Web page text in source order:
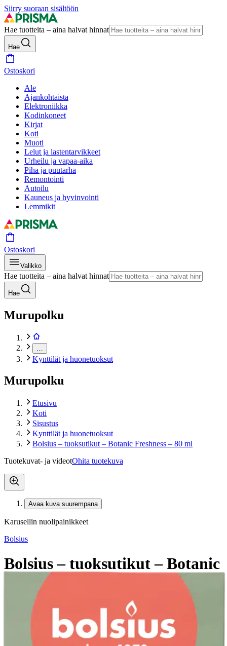
Siirry suoraan sisältöön
Hae tuotteita – aina halvat hinnat
Hae
Ostoskori
Ale
Ajankohtaista
Elektroniikka
Kodinkoneet
Kirjat
Koti
Muoti
Lelut ja lastentarvikkeet
Urheilu ja vapaa-aika
Piha ja puutarha
Remontointi
Autoilu
Kauneus ja hyvinvointi
Lemmikit
Ostoskori
Valikko
Hae tuotteita – aina halvat hinnat
Hae
Murupolku
Kynttilät ja huonetuoksut
Murupolku
Etusivu
Koti
Sisustus
Kynttilät ja huonetuoksut
Bolsius – tuoksutikut – Botanic Freshness – 80 ml
Tuotekuvat- ja videotOhita tuotekuva
Avaa kuva suurempana
Karusellin nuolipainikkeet
Bolsius
Bolsius – tuoksutikut – Botanic
Freshness – 80 ml
Verkkokaupan hinta
Valitse toimitustapa